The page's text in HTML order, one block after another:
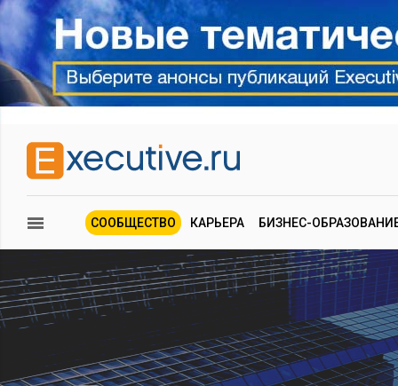
СООБЩЕСТВО КАРЬЕРА БИЗНЕС-